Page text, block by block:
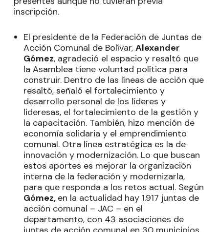
inscripción.
El presidente de la Federación de Juntas de
Acción Comunal de Bolívar, Alexander
Gómez, agradeció el espacio y resaltó que
la Asamblea tiene voluntad política para
construir. Dentro de las líneas de acción que
resaltó, señaló el fortalecimiento y
desarrollo personal de los líderes y
lideresas, el fortalecimiento de la gestión y
la capacitación. También, hizo mención de
economía solidaria y el emprendimiento
comunal. Otra línea estratégica es la de
innovación y modernización. Lo que buscan
estos aportes es mejorar la organización
interna de la federación y modernizarla,
para que responda a los retos actual. Según
Gómez, en la actualidad hay 1.917 juntas de
acción comunal – JAC – en el
departamento, con 43 asociaciones de